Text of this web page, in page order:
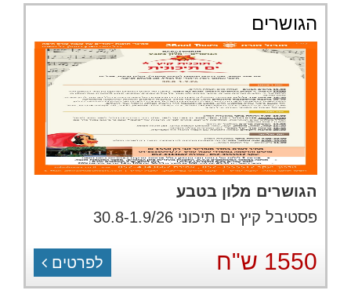
הגושרים
הגושרים מלון בטבע
פסטיבל קיץ ים תיכוני 30.8-1.9/26
1550 ש"ח לפרטים